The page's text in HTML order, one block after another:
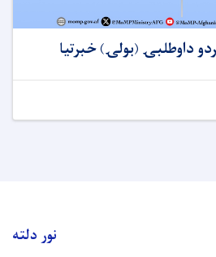
داوطلبۍ (بولۍ) خبرتیا
نور دلته